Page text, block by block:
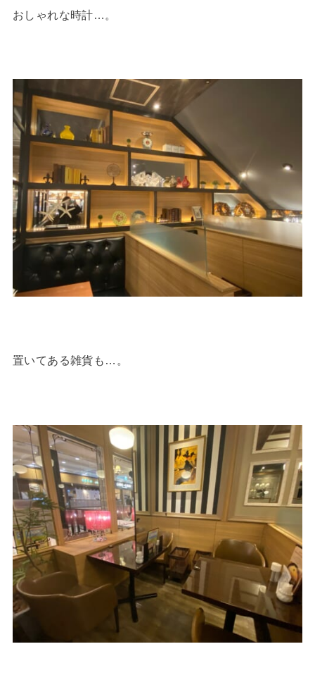
おしゃれな時計…。
置いてある雑貨も…。